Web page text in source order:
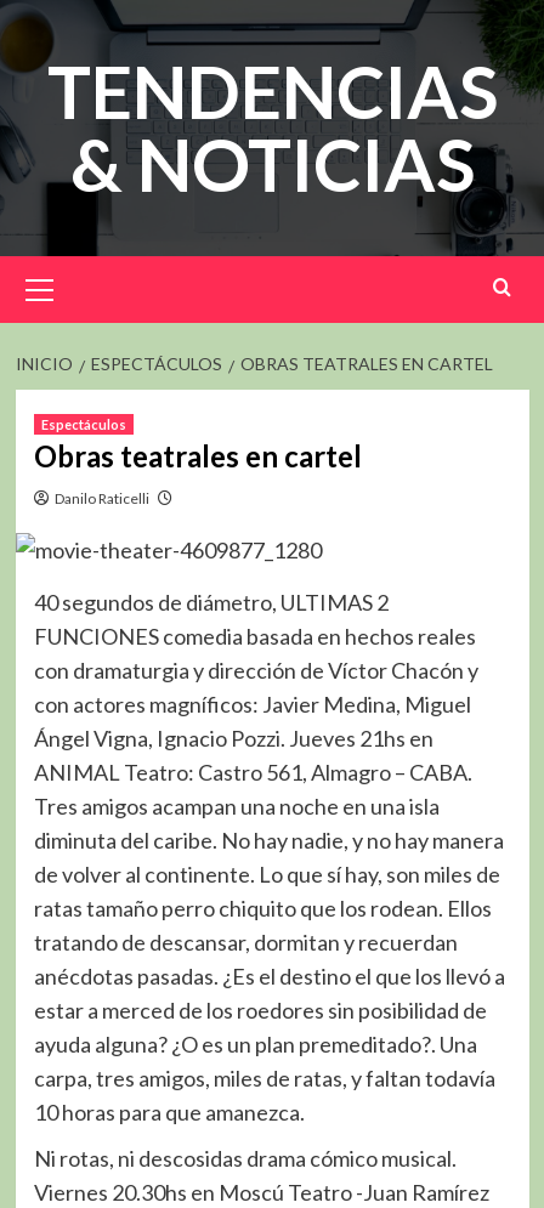
Saltar
contenidoTENDENCIAS
& NOTICIAS
principal
INICIO ESPECTÁCULOS OBRAS TEATRALES EN CARTEL
Espectáculos
Obras teatrales en cartel
Danilo Raticelli
40 segundos de diámetro, ULTIMAS 2
FUNCIONES comedia basada en hechos reales
con dramaturgia y dirección de Víctor Chacón y
con actores magníficos: Javier Medina, Miguel
Ángel Vigna, Ignacio Pozzi. Jueves 21hs en
ANIMAL Teatro: Castro 561, Almagro – CABA.
Tres amigos acampan una noche en una isla
diminuta del caribe. No hay nadie, y no hay manera
de volver al continente. Lo que sí hay, son miles de
ratas tamaño perro chiquito que los rodean. Ellos
tratando de descansar, dormitan y recuerdan
anécdotas pasadas. ¿Es el destino el que los llevó a
estar a merced de los roedores sin posibilidad de
ayuda alguna? ¿O es un plan premeditado?. Una
carpa, tres amigos, miles de ratas, y faltan todavía
10 horas para que amanezca.
Ni rotas, ni descosidas drama cómico musical.
Viernes 20.30hs en Moscú Teatro -Juan Ramírez